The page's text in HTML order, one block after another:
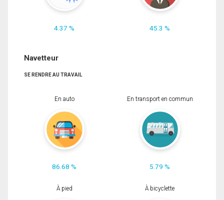
4.37 % 45.3 %
Navetteur
SE RENDRE AU TRAVAIL
En auto
86.68 %
En transport en commun
5.79 %
À pied À bicyclette